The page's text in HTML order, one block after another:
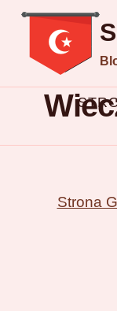
Przejdź
treści
Strona